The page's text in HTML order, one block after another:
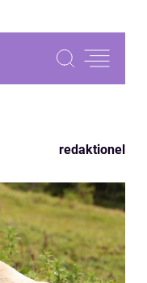
redaktionel